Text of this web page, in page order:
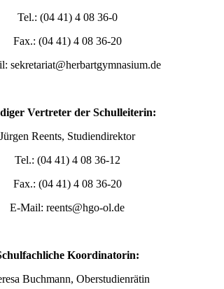
Tel.: (04 41) 4 08 36-0
Fax.: (04 41) 4 08 36-20
sekretariat@herbartgymnasium.de
Vertreter der Schulleiterin:
Jürgen Reents, Studiendirektor
Tel.: (04 41) 4 08 36-12
Fax.: (04 41) 4 08 36-20
E-Mail: reents@hgo-ol.de
Koordinatorin:
Buchmann, Oberstudienrätin